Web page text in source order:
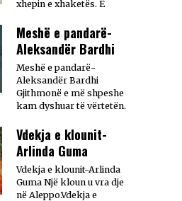
xhepin e xhaketës. E
Meshë e pandarë-
Aleksandër Bardhi
Meshë e pandarë-
Aleksandër Bardhi
Gjithmonë e më shpeshe
kam dyshuar të vërtetën.
Vdekja e klounit-
Arlinda Guma
Vdekja e klounit-Arlinda
Guma Një kloun u vra dje
në Aleppo.Vdekja e